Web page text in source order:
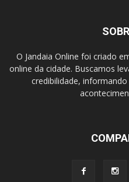
O Jandaia Online foi criado
online da cidade. Buscamos
credibilidade,